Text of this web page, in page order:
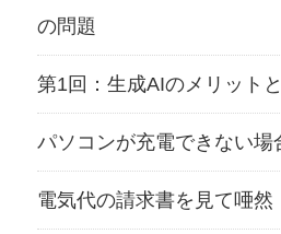
の問題
第1回：生成AIのメリット
パソコンが充電できない場
電気代の請求書を見て唖然